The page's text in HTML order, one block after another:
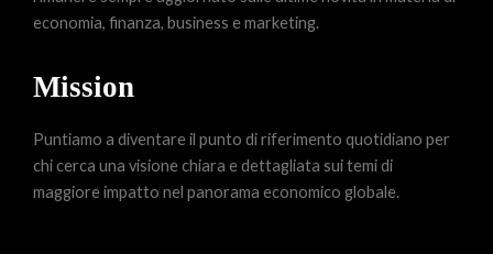
economia, finanza, business e marketing.
Mission
Puntiamo a diventare il punto di riferimento quotidiano per
chi cerca una visione chiara e dettagliata sui temi di
maggiore impatto nel panorama economico globale.